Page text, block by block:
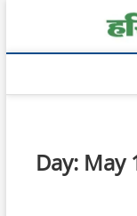
Day: May